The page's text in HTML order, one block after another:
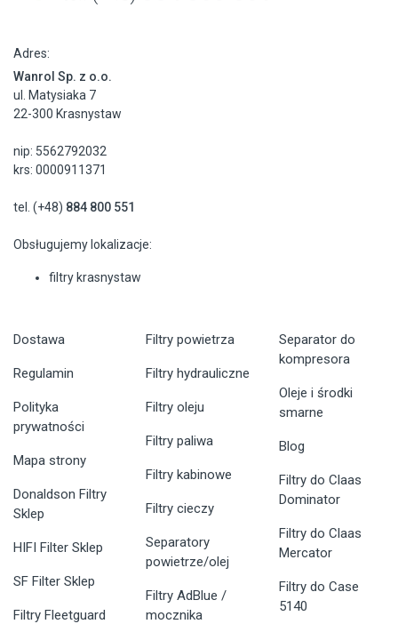
Adres:
Wanrol Sp. z o.o.
ul. Matysiaka 7
22-300 Krasnystaw
nip: 5562792032
krs: 0000911371
tel. (+48) 884 800 551
Obsługujemy lokalizacje:
filtry krasnystaw
Dostawa
Regulamin
Polityka
prywatności
Mapa strony
Donaldson Filtry
Sklep
HIFI Filter Sklep
SF Filter Sklep
Filtry Fleetguard
Filtry powietrza
Filtry hydrauliczne
Filtry oleju
Filtry paliwa
Filtry kabinowe
Filtry cieczy
Separatory
powietrze/olej
Filtry AdBlue /
mocznika
Separator do
kompresora
Oleje i środki
smarne
Blog
Filtry do Claas
Dominator
Filtry do Claas
Mercator
Filtry do Case
5140